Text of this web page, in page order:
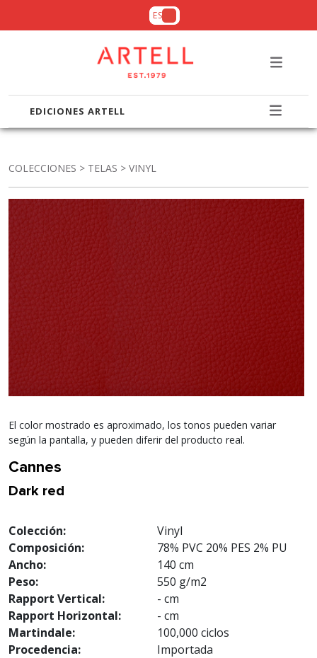
ES
EDICIONES ARTELL
COLECCIONES > TELAS > VINYL
El color mostrado es aproximado, los tonos pueden variar
según la pantalla, y pueden diferir del producto real.
Cannes
Dark red
Colección:
Vinyl
Composición:
78% PVC 20% PES 2% PU
Ancho:
140 cm
Peso:
550 g/m2
Rapport Vertical:
- cm
Rapport Horizontal:
- cm
Martindale:
100,000 ciclos
Procedencia:
Importada